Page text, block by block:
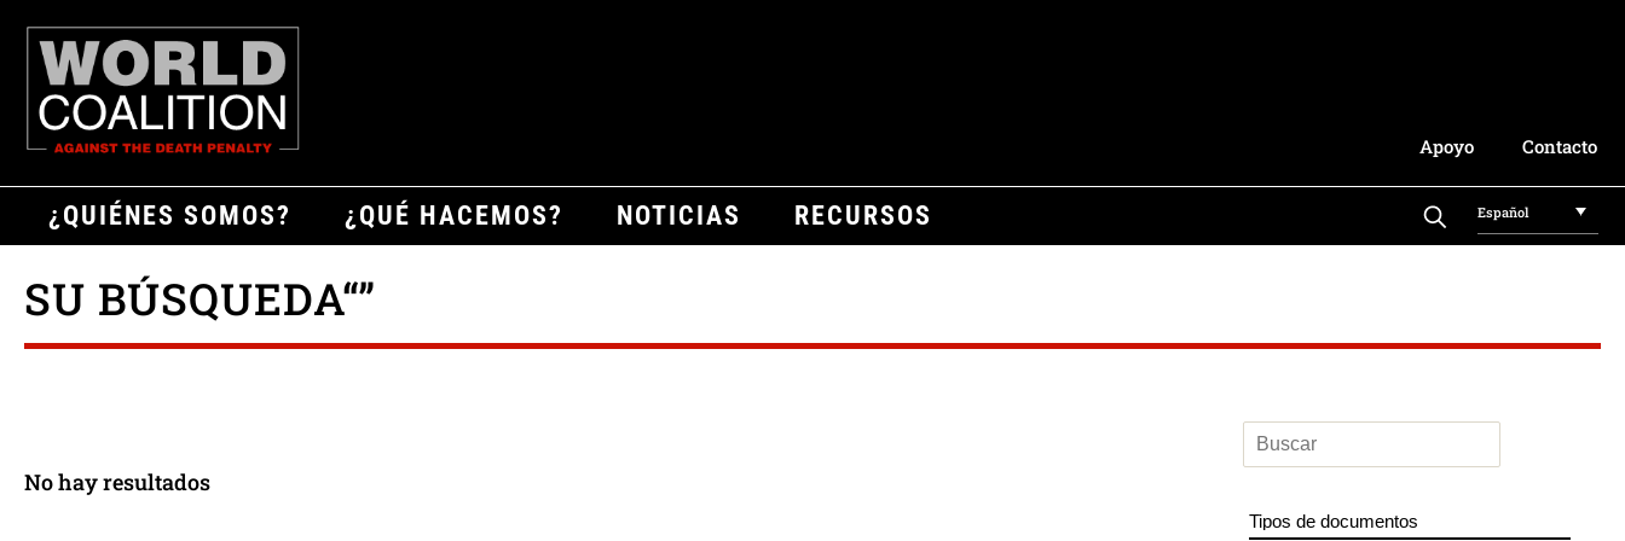
Apoyo Contacto
¿QUIÉNES SOMOS? ¿QUÉ HACEMOS? NOTICIAS RECURSOS Español
SU BÚSQUEDA“”
No hay resultados